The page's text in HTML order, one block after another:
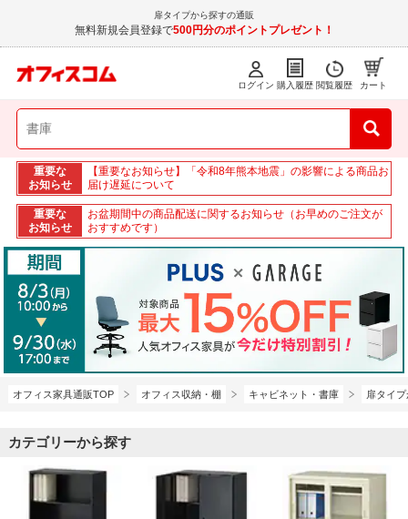
扉タイプから探すの通販
無料新規会員登録で500円分のポイントプレゼント！
ログイン 購入履歴 閲覧履歴 カート
重要な
お知らせ
【重要なお知らせ】「令和8年熊本地震」の影響による商品お
届け遅延について
重要な
お知らせ
お盆期間中の商品配送に関するお知らせ（お早めのご注文が
おすすめです）
オフィス家具通販TOP オフィス収納・棚 キャビネット・書庫 扉タイ
カテゴリーから探す